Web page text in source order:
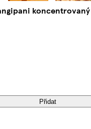
Přidat